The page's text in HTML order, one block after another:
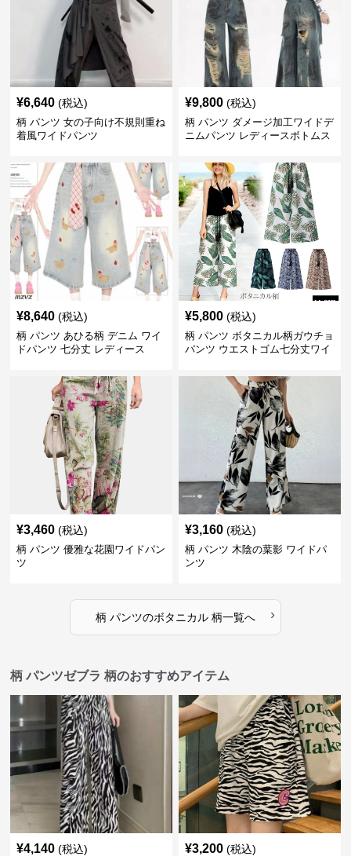
¥6,640 (税込)
柄 パンツ 女の子向け不規則重ね
着風ワイドパンツ
¥9,800 (税込)
柄 パンツ ダメージ加工ワイドデ
ニムパンツ レディースボトムス
¥8,640 (税込)
柄 パンツ あひる柄 デニム ワイ
ドパンツ 七分丈 レディース
¥5,800 (税込)
柄 パンツ ボタニカル柄ガウチョ
パンツ ウエストゴム七分丈ワイ
¥3,460 (税込)
柄 パンツ 優雅な花園ワイドパン
ツ
¥3,160 (税込)
柄 パンツ 木陰の葉影 ワイドパ
ンツ
柄 パンツのボタニカル 柄一覧へ ›
柄 パンツゼブラ 柄のおすすめアイテム
¥4,140 (税込) ¥3,200 (税込)